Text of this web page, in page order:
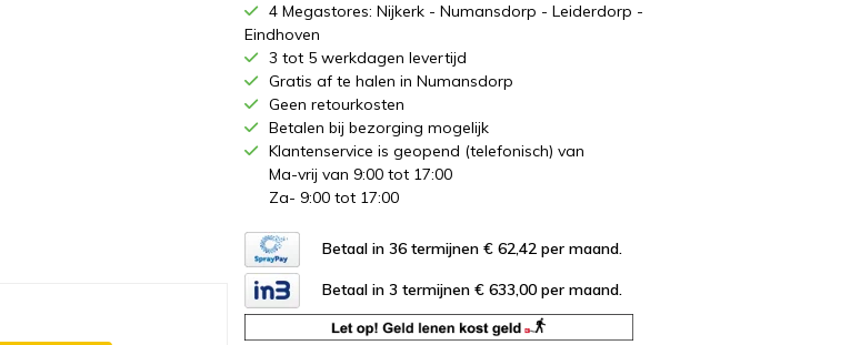
4 Megastores: Nijkerk - Numansdorp - Leiderdorp -
Eindhoven
3 tot 5 werkdagen levertijd
Gratis af te halen in Numansdorp
Geen retourkosten
Betalen bij bezorging mogelijk
Klantenservice is geopend (telefonisch) van
Ma-vrij van 9:00 tot 17:00
Za- 9:00 tot 17:00
Betaal in 36 termijnen € 62,42 per maand.
Betaal in 3 termijnen € 633,00 per maand.